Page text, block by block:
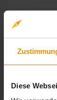
Diese
5stars: 0